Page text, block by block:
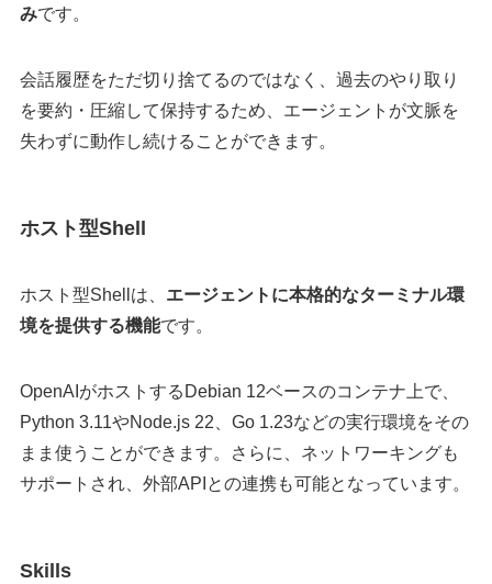
みです。
会話履歴をただ切り捨てるのではなく、過去のやり取り
を要約・圧縮して保持するため、エージェントが文脈を
失わずに動作し続けることができます。
ホスト型Shell
ホスト型Shellは、 エージェントに本格的なターミナル環
境を提供する機能です。
OpenAIがホストするDebian 12ベースのコンテナ上で、
Python 3.11やNode.js 22、Go 1.23などの実行環境をその
まま使うことができます。さらに、ネットワーキングも
サポートされ、外部APIとの連携も可能となっています。
Skills